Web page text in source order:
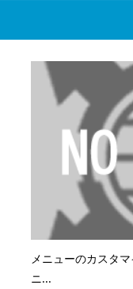
メニューのカスタ
ニ...